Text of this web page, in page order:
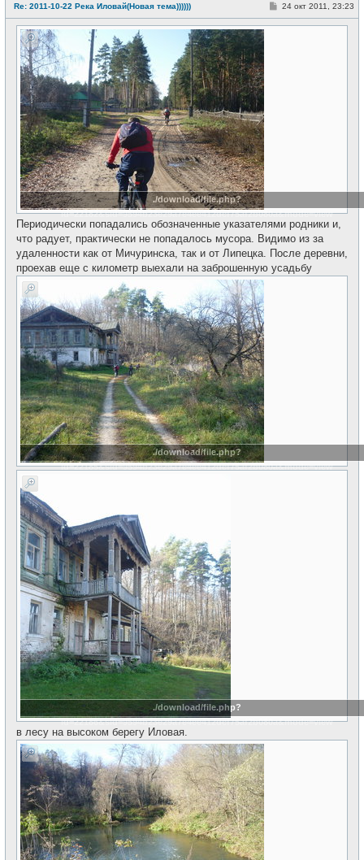
в
с
Re: 2011-10-22 Река Иловай(Новая тема))))))
С
о
24 окт 2011, 23:23
./download/file.php?
id=22182&sid=9594b23e29a7e4ee412dcf75af2b080a&mode=view
Периодически попадались обозначенные указателями родники и,
что радует, практически не попадалось мусора. Видимо из за
удаленности как от Мичуринска, так и от Липецка. После деревни,
проехав еще с километр выехали на заброшенную усадьбу
./download/file.php?
id=22185&sid=9594b23e29a7e4ee412dcf75af2b080a&mode=view
./download/file.php?
id=22186&sid=9594b23e29a7e4ee412dcf75af2b080a&mode=view
в лесу на высоком берегу Иловая.